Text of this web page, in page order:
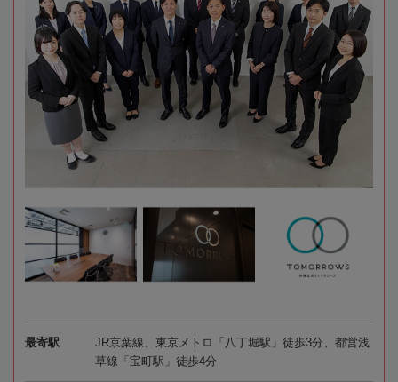
最寄駅
JR京葉線、東京メトロ「八丁堀駅」徒歩3分、都営浅
草線「宝町駅」徒歩4分